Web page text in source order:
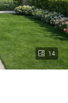
14